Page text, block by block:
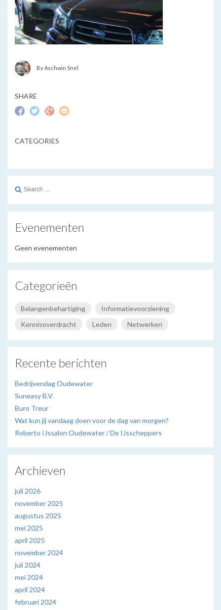
By Aschwin Snel
SHARE
CATEGORIES
Search
Evenementen
Geen evenementen
Categorieën
Belangenbehartiging
Informatievoorziening
Kennisoverdracht
Leden Netwerken
Recente berichten
Bedrijvendag Oudewater
Suneasy B.V.
Buro Treur
Wat kun jij vandaag doen voor de dag van morgen?
Roberto IJssalon Oudewater / De IJsscheppers
Archieven
juli 2026
november 2025
augustus 2025
mei 2025
april 2025
november 2024
juli 2024
mei 2024
april 2024
februari 2024